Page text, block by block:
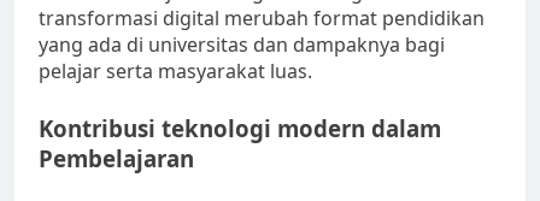
transformasi digital merubah format pendidikan
yang ada di universitas dan dampaknya bagi
pelajar serta masyarakat luas.
Kontribusi teknologi modern dalam
Pembelajaran